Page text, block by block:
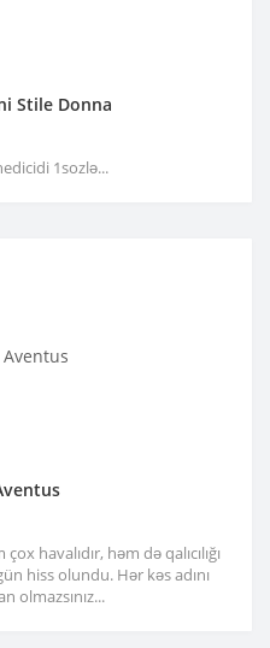
Stile Donna
1sozlə...
havalıdır, həm də qalıcılığı
hiss olundu. Hər kəs adını
olmazsınız...